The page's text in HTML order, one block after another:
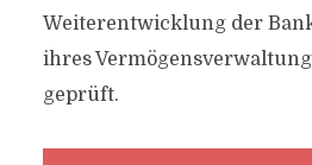
Weiterentwicklung der
ihres
geprüft.